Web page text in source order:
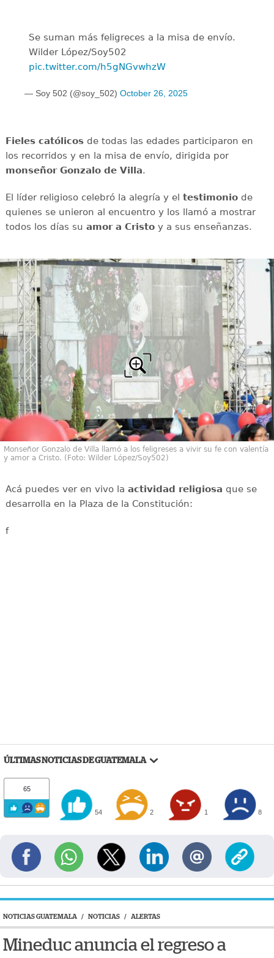
Se suman más feligreces a la misa de envío.
Wilder López/Soy502
pic.twitter.com/h5gNGvwhzW
— Soy 502 (@soy_502) October 26, 2025
Fieles católicosde todas las edades participaron en
los recorridos y en la misa de envío, dirigida por
monseñor Gonzalo de Villa.
El líder religioso celebró la alegría y el testimoniode
quienes se unieron al encuentro y los llamó a mostrar
todos los días su amor a Cristoy a sus enseñanzas.
Monseñor Gonzalo de Villa llamó a los feligreses a vivir su fe con valentía
y amor a Cristo. (Foto: Wilder López/Soy502)
Acá puedes ver en vivo la actividad religiosa que se
desarrolla en la Plaza de la Constitución:
f
ÚLTIMAS NOTICIAS DE GUATEMALA
65
54 2 1 8
NOTICIAS GUATEMALA / NOTICIAS / ALERTAS
Mineduc anuncia el regreso a